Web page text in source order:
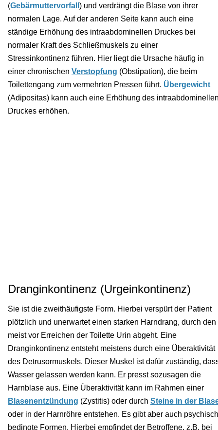
(Gebärmuttervorfall ) und verdrängt die Blase von ihrer
normalen Lage. Auf der anderen Seite kann auch eine
ständige Erhöhung des intraabdominellen Druckes bei
normaler Kraft des Schließmuskels zu einer
Stressinkontinenz führen. Hier liegt die Ursache häufig in
einer chronischen Verstopfung (Obstipation), die beim
Toilettengang zum vermehrten Pressen führt. Übergewicht
(Adipositas) kann auch eine Erhöhung des
Druckes erhöhen.
Dranginkontinenz (Urgeinkontinenz)
Sie ist die zweithäufigste Form. Hierbei verspürt der Patient
plötzlich und unerwartet einen starken Harndrang, durch den
meist vor Erreichen der Toilette Urin abgeht. Eine
Dranginkontinenz entsteht meistens durch eine Überaktivität
des Detrusormuskels. Dieser Muskel ist dafür zuständig,
Wasser gelassen werden kann. Er presst sozusagen die
Harnblase aus. Eine Überaktivität kann im Rahmen einer
Blasenentzündung (Zystitis) oder durch Steine in der
oder in der Harnröhre entstehen. Es gibt aber auch psychisch
bedingte Formen. Hierbei empfindet der Betroffene, z.B. bei